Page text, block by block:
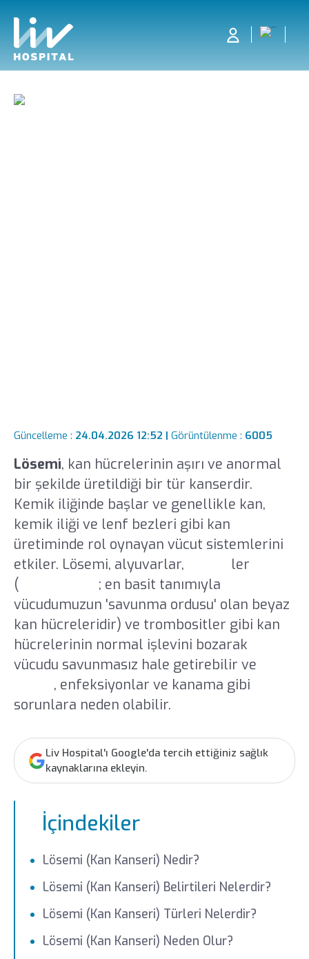
Güncelleme : 24.04.2026 12:52 | Görüntülenme : 6005
Lösemi, kan hücrelerinin aşırı ve anormal
bir şekilde üretildiği bir tür kanserdir.
Kemik iliğinde başlar ve genellikle kan,
kemik iliği ve lenf bezleri gibi kan
üretiminde rol oynayan vücut sistemlerini
etkiler. Lösemi, alyuvarlar,
ler
(
; en basit tanımıyla
vücudumuzun 'savunma ordusu' olan beyaz
kan hücreleridir) ve trombositler gibi kan
hücrelerinin normal işlevini bozarak
vücudu savunmasız hale getirebilir ve
, enfeksiyonlar ve kanama gibi
sorunlara neden olabilir.
Liv Hospital'ı Google'da tercih ettiğiniz sağlık
kaynaklarına ekleyin.
İçindekiler
Lösemi (Kan Kanseri) Nedir?
Lösemi (Kan Kanseri) Belirtileri Nelerdir?
Lösemi (Kan Kanseri) Türleri Nelerdir?
Lösemi (Kan Kanseri) Neden Olur?